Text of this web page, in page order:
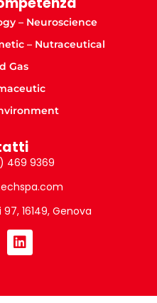
– Neuroscience
– Nutraceutical
Gas
469 9369
16149, Genova